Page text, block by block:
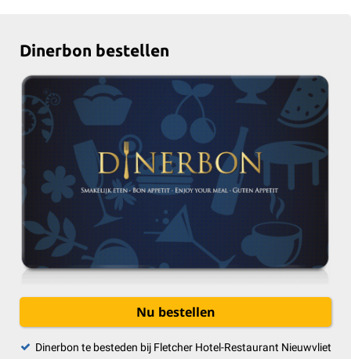
Dinerbon bestellen
Nu bestellen
Dinerbon te besteden bij Fletcher Hotel-Restaurant Nieuwvliet